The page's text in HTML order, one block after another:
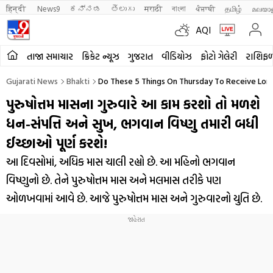
हिन्दी News9 ಕನ್ನಡ తెలుగు मराठी বাংলা ਪੰਜਾਬੀ தமிழ்
AQI
તાજા સમાચાર ક્રિકેટ ન્યૂઝ ગુજરાત વીડિયોઝ ફોટો ગેલેરી
Gujarati News Bhakti Do These 5 Things On Thursday To Receive
પુરુષોત્તમ માસના ગુરુવારે આ કામ કરશો તો મળશે
ધન-સંપત્તિ અને સુખ, ભગવાન વિષ્ણુ તમારી બધી
ઈચ્છાઓ પૂર્ણ કરશે!
આ દિવસોમાં, અધિક માસ ચાલી રહ્યો છે. આ મહિનો ભગવાન
વિષ્ણુનો છે. તેને પુરુષોત્તમ માસ અને મલમાસ તરીકે પણ
ઓળખવામાં આવે છે. આજે પુરુષોત્તમ માસ અને ગુરુવારનો યુતિ છે.